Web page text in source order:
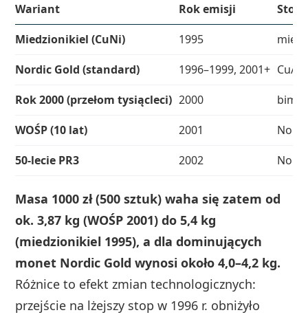
Wariant Rok emisji
Stop
Miedzionikiel (CuNi)
1995
Nordic Gold (standard)
1996–1999, 2001+
Rok 2000 (przełom tysiącleci) 2000
WOŚP (10 lat)
2001
50-lecie PR3
2002
Masa 1000 zł (500 sztuk) waha się zatem od
ok. 3,87 kg (WOŚP 2001) do 5,4 kg
(miedzionikiel 1995), a dla dominujących
monet Nordic Gold wynosi około 4,0–4,2 kg.
Różnice to efekt zmian technologicznych:
przejście na lżejszy stop w 1996 r. obniżyło